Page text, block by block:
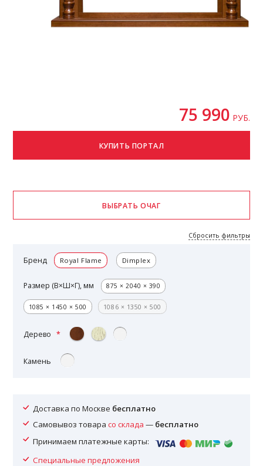
75 990 РУБ.
Бренд Royal Flame Dimplex
Размер (В×Ш×Г), мм 875 × 2040 × 390
1085 × 1450 × 500 1086 × 1350 × 500
Дерево
Камень
Сбросить фильтры
Доставка по Москве бесплатно
Самовывоз товарасо склада — бесплатно
Принимаем платежные карты:
Специальные предложения